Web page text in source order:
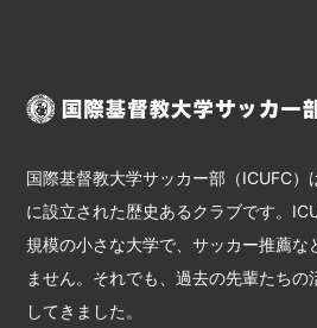
国際基督教大学サッカー部（ICUFC）
に設立された歴史あるクラブです。
規模の小さな大学で、サッカー推薦な
ません。それでも、過去の先輩たち
してきました。